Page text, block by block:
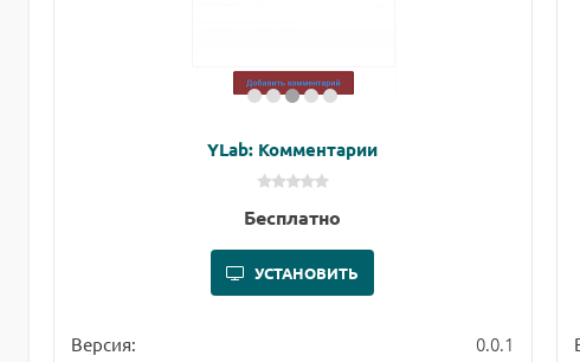
YLab: Комментарии
Бесплатно
УСТАНОВИТЬ
Версия: 0.0.1